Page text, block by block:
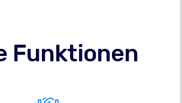
Funktionen